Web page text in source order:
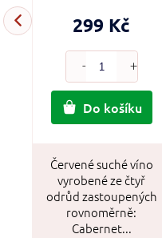
299 Kč
Do košíku
Červené suché víno
vyrobené ze čtyř
odrůd zastoupených
rovnoměrně:
Cabernet...